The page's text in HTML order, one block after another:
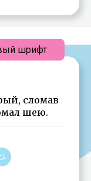
сломав
шею.
шрифт